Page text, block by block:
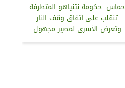
حماس: حكومة نتنياهو المتطرفة
تنقلب على اتفاق وقف النار
وتعرض الأسرى لمصير مجهول